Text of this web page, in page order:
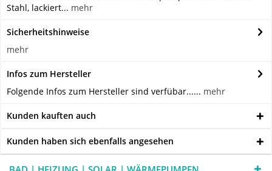
Stahl, lackiert... mehr
Sicherheitshinweise
mehr
Infos zum Hersteller
Folgende Infos zum Hersteller sind verfübar...... mehr
Kunden kauften auch
Kunden haben sich ebenfalls angesehen